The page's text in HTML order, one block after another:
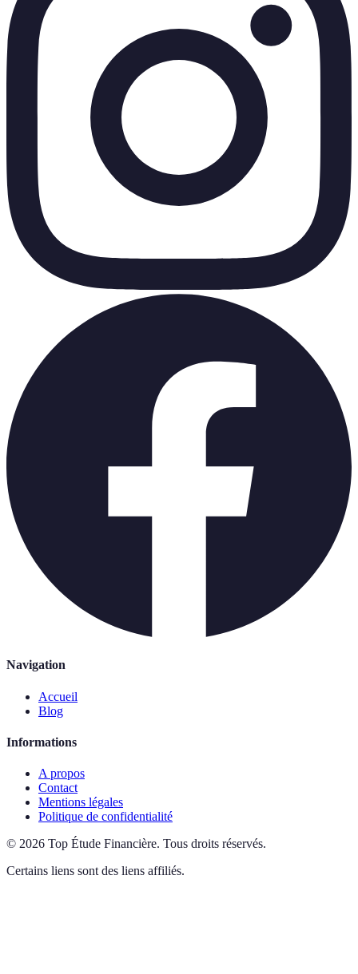
Navigation
Accueil
Blog
Informations
A propos
Contact
Mentions légales
Politique de confidentialité
© 2026 Top Étude Financière. Tous droits réservés.
Certains liens sont des liens affiliés.